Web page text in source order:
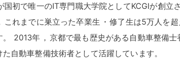
国初で唯一のIT専門職大学院としてKCGIが創立
これまでに巣立った卒業生 ・ 修了生は5万人を超
。 2013年 ， 京都で最も歴史がある自動車整備
た自動車整備技術者として活躍しています。